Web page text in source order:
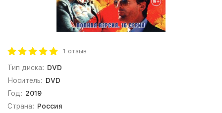
1 отзыв
Тип диска: DVD
Носитель: DVD
Год: 2019
Страна: Россия